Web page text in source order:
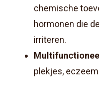
chemische
hormonen die
irriteren.
plekjes,